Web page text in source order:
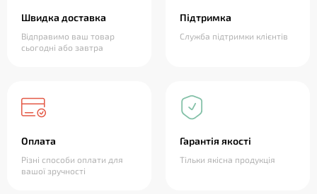
Швидка доставка
Відправимо ваш товар
сьогодні або завтра
Підтримка
Служба підтримки клієнтів
Оплата
Різні способи оплати для
вашої зручності
Гарантія якості
Тільки якісна продукція